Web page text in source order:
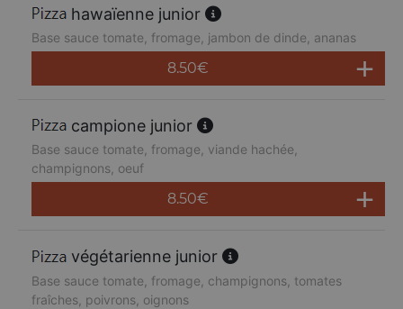
hawaïenne junior
Base sauce tomate, fromage, jambon de dinde, ananas
8.50€
campione junior
Base sauce tomate, fromage, viande hachée,
champignons, oeuf
8.50€
végétarienne junior
Base sauce tomate, fromage, champignons, tomates
fraîches, poivrons, oignons